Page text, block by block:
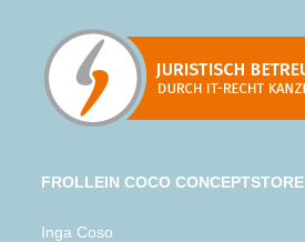
FROLLEIN COCO CONCEPTSTORE
Inga Coso